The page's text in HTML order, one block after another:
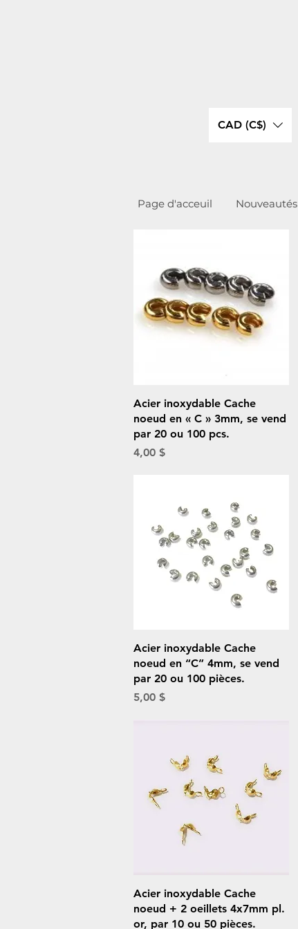
CAD (C$)
Page d'acceuil Nouveautés
Aperçu rapide
Acier inoxydable Cache
noeud en « C » 3mm, se vend
par 20 ou 100 pcs.
Prix
4,00 $
Aperçu rapide
Acier inoxydable Cache
noeud en “C” 4mm, se vend
par 20 ou 100 pièces.
Prix
5,00 $
Aperçu rapide
Acier inoxydable Cache
noeud + 2 oeillets 4x7mm pl.
or, par 10 ou 50 pièces.